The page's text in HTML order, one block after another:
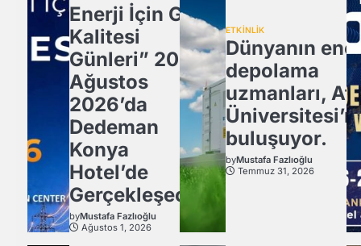
Enerji İçin Güç
Kalitesi
Günleri” 20
Ağustos
2026’da
Dedeman
Konya
Hotel’de
Gerçekleşecek
byMustafa Fazlıoğlu
Ağustos 1, 2026
ETKİNLİK
Dünyanın
depolama
uzmanları,
buluşuyor.
byMustafa Fazlıoğlu
Temmuz 31, 2026